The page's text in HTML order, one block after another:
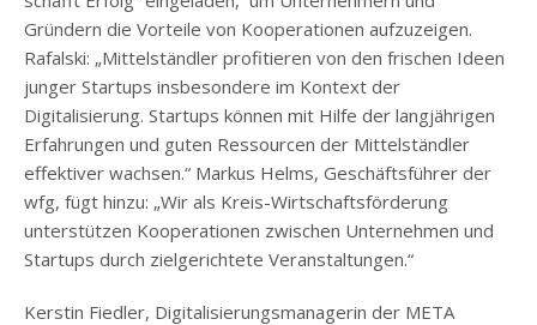
Gründern die Vorteile von Kooperationen aufzuzeigen.
Rafalski: „Mittelständler profitieren von den frischen Ideen
junger Startups insbesondere im Kontext der
Digitalisierung. Startups können mit Hilfe der langjährigen
Erfahrungen und guten Ressourcen der Mittelständler
effektiver wachsen.“ Markus Helms, Geschäftsführer der
wfg, fügt hinzu: „Wir als Kreis-Wirtschaftsförderung
unterstützen Kooperationen zwischen Unternehmen und
Startups durch zielgerichtete Veranstaltungen.“
Kerstin Fiedler, Digitalisierungsmanagerin der META